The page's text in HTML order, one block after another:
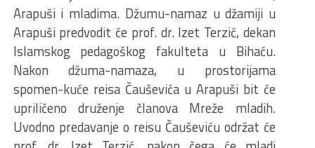
Arapuši i mladima. Džumu-namaz u džamiji u
Arapuši predvodit će prof. dr. Izet Terzić, dekan
Islamskog pedagoškog fakulteta u Bihaću.
Nakon džuma-namaza, u prostorijama
spomen-kuće reisa Čauševića u Arapuši bit će
upriličeno druženje članova Mreže mladih.
Uvodno predavanje o reisu Čauševiću održat će